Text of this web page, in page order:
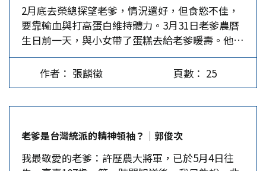
1988年擔任輔導會主委時被遴選為國民黨中常委，
1993年又出任總統府國策顧問，有很多機會近距離
觀察李登輝。老爹發現李登輝經常接見海外台獨分
子，並在他們面前說：「獨立只能做不能說，統一
只能說不能做」；1992年國民黨籍立委陳哲男（後
加入民進黨）在立法院公然提出「一中一台」，李
黨搞台獨，還居然說：「民進黨像小嬰孩，我們要
給他一點奶水，讓他長大。」…
勢，特別是中美關係，攸關兩岸問題的和平解決。
2022年3月，老爹生日前，我去建國北路他的辦公
室恭請他指定日子，讓我來為他祝壽，他很開心地
說：「議長請客，我一定參加」。我立刻向紀欣代
表請教要找哪些陪客。4月4日壽宴當天，老爹在餐
桌上宣布，今年生日我只接受錢議長的邀約，當然
動不便、聽覺稍差，其他健康情況都非常好。但
2024年3月間我再次表示想為老爹作壽，紀代表告
訴我老爹已不大出門，或許可以安排在他家附近一
2月底去榮總探望老爹，情況還好，但食慾不佳，
要靠輸血與打高蛋白維持體力。3月31日老爹農曆
生日前一天，與小女帶了蛋糕去給老爹暖壽。他坐
在床上招呼我們坐，笑意盈盈，神智清明。吹蠟燭
時他居然一口氣將蠟燭吹滅，中氣十足。老爹小女
幼梅跟我說，那天是老爹近期以來情況最好、最高
離去的消息。 老爹最讓我們這些後生晚輩心儀追
隨的，是他的氣節操守、大義凜然。在大是大非上
立場從不模糊。他對自己從反共到促統的心路歷程
作者： 張麟徵 頁數： 25
老爹是台灣統派的精神領袖？│郭俊次
我最敬愛的老爹：許歷農大將軍，已於5月4日往